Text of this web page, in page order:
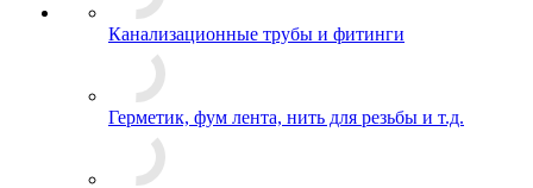
Канализационные трубы и фитинги
Герметик, фум лента, нить для резьбы и т.д.